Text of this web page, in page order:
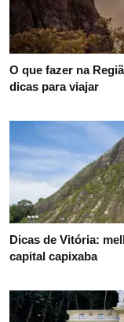
O que fazer na
dicas para viajar
Dicas de Vitória:
capital capixaba